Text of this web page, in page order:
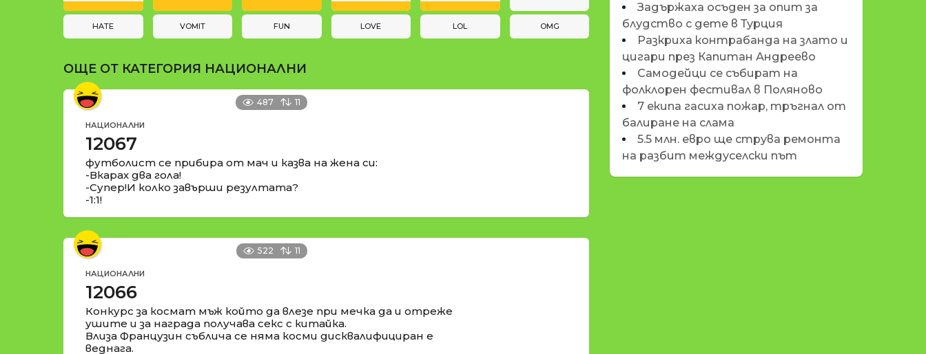
t
i
n
HATE VOMIT FUN LOVE LOL OMG
ОЩЕ ОТ КАТЕГОРИЯ НАЦИОНАЛНИ
487 11
НАЦИОНАЛНИ
12067
футболист се прибира от мач и казва на жена си:
-Вкарах два гола!
-Супер!И колко завърши резултата?
-1:1!
522 11
НАЦИОНАЛНИ
12066
Конкурс за космат мъж който да влезе при мечка да и отреже
ушите и за награда получава секс с китайка.
Влиза Французин съблича се няма косми дисквалифициран е
веднага.
Задържаха осъден за опит за
блудство с дете в Турция
Разкриха контрабанда на злато и
цигари през Капитан Андреево
Самодейци се събират на
фолклорен фестивал в Поляново
7 екипа гасиха пожар, тръгнал от
балиране на слама
5.5 млн. евро ще струва ремонта
на разбит междуселски път